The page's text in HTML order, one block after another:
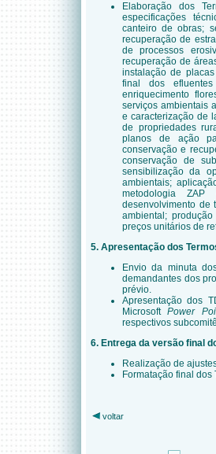
Elaboração dos
especificações
canteiro de obras;
recuperação de
de processos
recuperação de
instalação de
final dos efluentes
enriquecimento
serviços ambientais
e caracterização de
de propriedades
planos de ação
conservação e
conservação de
sensibilização da
ambientais;
metodologia ZAP
desenvolvimento de
ambiental;
preços unitários de
5. Apresentação dos
Envio da minuta
demandantes dos
prévio.
Apresentação dos
MicrosoftPower
respectivos
6. Entrega da versão final
Realização de
Formatação final
voltar